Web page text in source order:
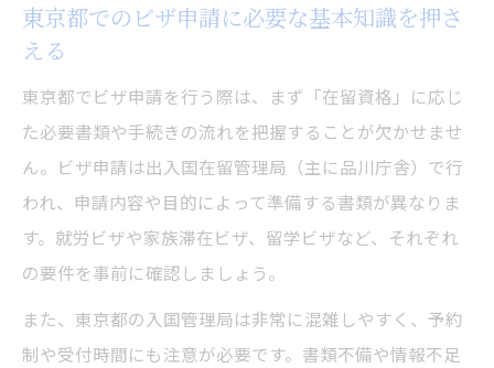
ビザ申請時に注意したい東京都特有のポイ
ント
東京入国管理局の予約方法と流れのポイン
ト
審査期間と東京都でのビザ申請対策
東京都でのビザ申請に必要な基本知識を押さ
える
東京都でビザ申請を行う際は、まず「在留資格」に応じ
た必要書類や手続きの流れを把握することが欠かせませ
ん。ビザ申請は出入国在留管理局（主に品川庁舎）で行
われ、申請内容や目的によって準備する書類が異なりま
す。就労ビザや家族滞在ビザ、留学ビザなど、それぞれ
の要件を事前に確認しましょう。
また、東京都の入国管理局は非常に混雑しやすく、予約
制や受付時間にも注意が必要です。書類不備や情報不足